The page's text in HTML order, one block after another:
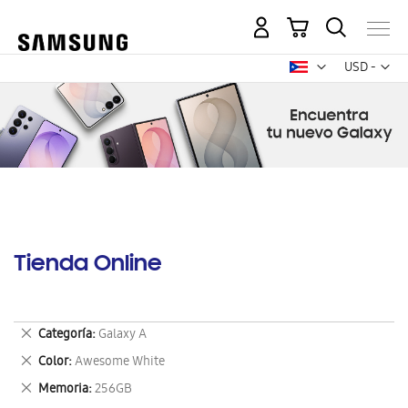
USD -
dólar
Mi carrito
Tienda Online
Categoría Galaxy A
Eliminar
este
artículo
Color Awesome White
Eliminar
este
artículo
Memoria 256GB
Eliminar